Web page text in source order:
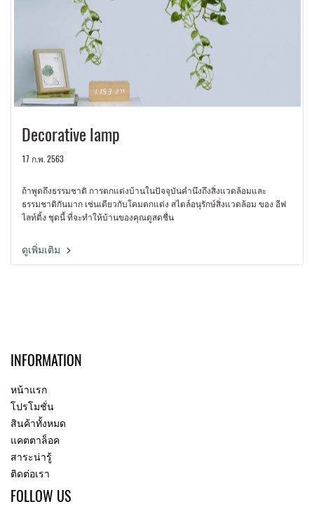
Decorative lamp
17 ก.พ. 2563
ถ้าพูดถึงธรรมชาติ การตกแต่งบ้านในปัจจุบันคำนึงถึงสิ่งแวดล้อมและ
ธรรมชาติกันมาก เช่นเดียวกับโคมตกแต่ง สไตล์อนุรักษ์สิ่งแวดล้อม ของ อีฟ
ไลท์ติ้ง ชุดนี้ ที่จะทำให้บ้านของคุณดูสดชื่น
ดูเพิ่มเติม
INFORMATION
หน้าแรก
โปรโมชั่น
สินค้าทั้งหมด
แคตตาล็อค
สาระน่ารู้
ติดต่อเรา
FOLLOW US